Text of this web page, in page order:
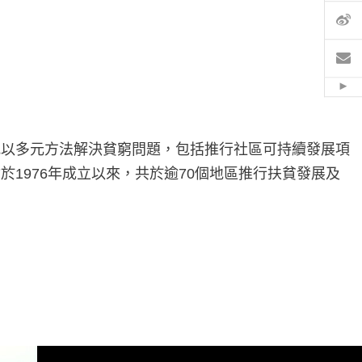
多元方法解決貧窮問題，包括推行社區可持續發展項
1976年成立以來，共於逾70個地區推行扶貧發展及